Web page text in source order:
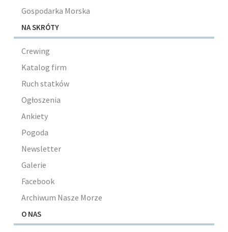
Gospodarka Morska
NA SKRÓTY
Crewing
Katalog firm
Ruch statków
Ogłoszenia
Ankiety
Pogoda
Newsletter
Galerie
Facebook
Archiwum Nasze Morze
O NAS